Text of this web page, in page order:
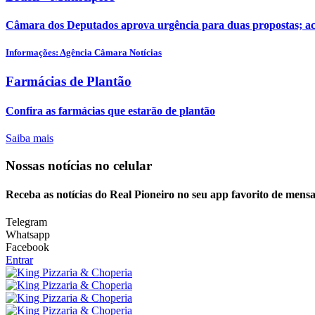
Câmara dos Deputados aprova urgência para duas propostas;
Informações: Agência Câmara Notícias
Farmácias de Plantão
Confira as farmácias que estarão de plantão
Saiba mais
Nossas notícias no celular
Receba as notícias do Real Pioneiro no seu app favorito de
Telegram
Whatsapp
Facebook
Entrar